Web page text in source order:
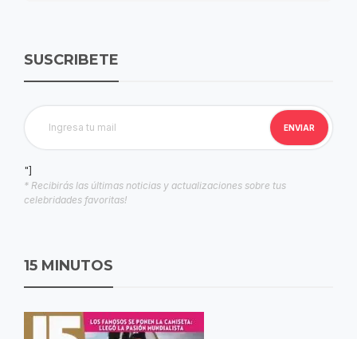
SUSCRIBETE
"]
* Recibirás las últimas noticias y actualizaciones sobre tus
celebridades favoritas!
15 MINUTOS